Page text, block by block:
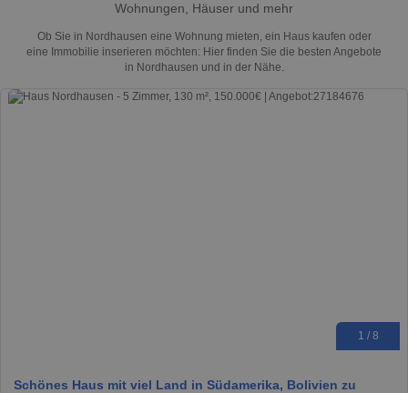
Wohnungen, Häuser und mehr
Ob Sie in Nordhausen eine Wohnung mieten, ein Haus kaufen oder
eine Immobilie inserieren möchten: Hier finden Sie die besten Angebote
in Nordhausen und in der Nähe.
1 / 8
Schönes Haus mit viel Land in Südamerika, Bolivien zu